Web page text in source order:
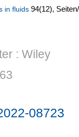
in fluids 94(12),
: Wiley
08723